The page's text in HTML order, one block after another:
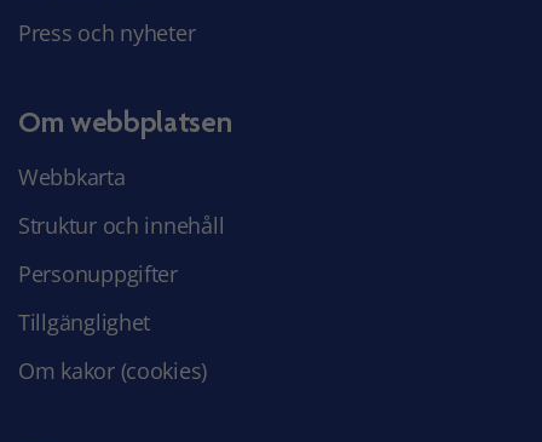
Press och nyheter
Om webbplatsen
Webbkarta
Struktur och innehåll
Personuppgifter
Tillgänglighet
Om kakor (cookies)